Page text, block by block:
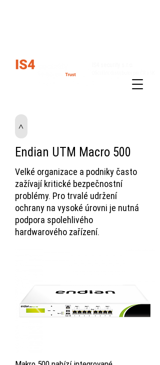
>
Endian UTM Macro 500
Velké organizace a podniky často
zažívají kritické bezpečnostní
problémy. Pro trvalé udržení
ochrany na vysoké úrovni je nutná
podpora spolehlivého
hardwarového zařízení.